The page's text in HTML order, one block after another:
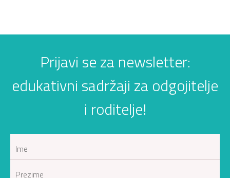
Prijavi se za newsletter:
edukativni sadržaji za odgojitelje
i roditelje!